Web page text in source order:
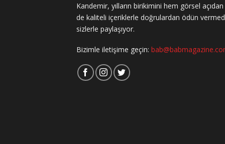
Kandemir, yılların birikimini hem görsel
de kaliteli içeriklerle doğrulardan ödün
sizlerle paylaşıyor.
Bizimle iletişime geçin: